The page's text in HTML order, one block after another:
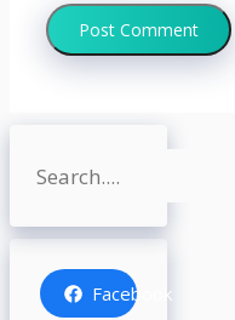
Facebook